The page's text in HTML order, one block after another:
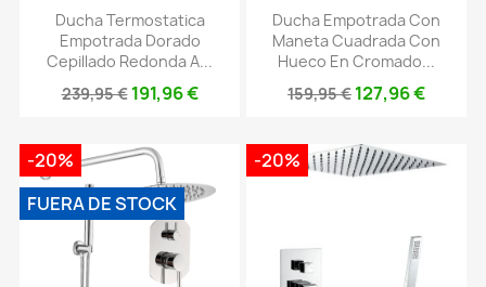
Ducha Termostatica
Empotrada Dorado
Cepillado Redonda A...
239,95 € 191,96 €
Ducha Empotrada Con
Maneta Cuadrada Con
Hueco En Cromado...
159,95 € 127,96 €
-20%
FUERA DE STOCK
-20%